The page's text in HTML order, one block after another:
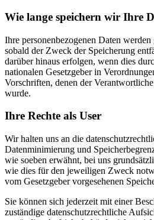
Wie lange speichern wir Ihre
Ihre personenbezogenen Daten werden
sobald der Zweck der Speicherung
darüber hinaus erfolgen, wenn dies
nationalen Gesetzgeber in
Vorschriften, denen der
wurde.
Ihre Rechte als User
Wir halten uns an die
Datenminimierung und
wie soeben erwähnt, bei uns
wie dies für den jeweiligen Zweck
vom Gesetzgeber vorgesehenen
Sie können sich jederzeit mit einer
zuständige datenschutzrechtliche